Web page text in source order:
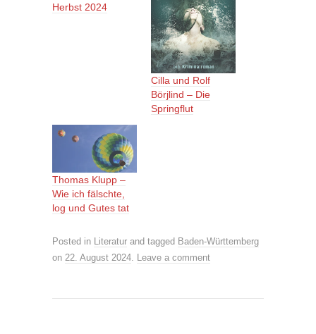
Herbst 2024
Cilla und Rolf
Börjlind – Die
Springflut
Thomas Klupp –
Wie ich fälschte,
log und Gutes tat
Posted in Literatur and tagged Baden-Württemberg
on 22. August 2024. Leave a comment